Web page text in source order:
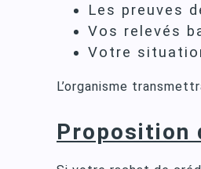
Les preuves
Vos relevés
Votre
L’organisme
Proposition